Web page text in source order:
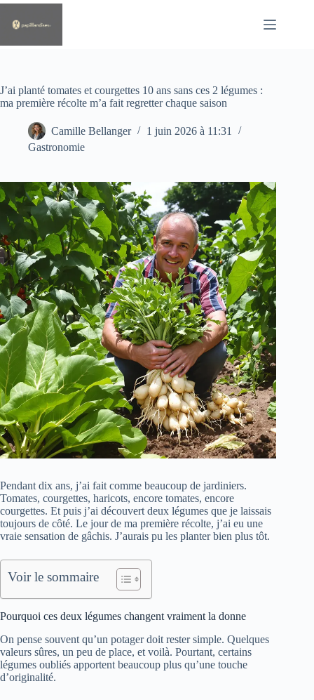
Passer
contenu
J’ai planté tomates et courgettes 10 ans sans ces 2 légumes :
ma première récolte m’a fait regretter chaque saison
Camille Bellanger
1 juin 2026 à 11:31
Gastronomie
Pendant dix ans, j’ai fait comme beaucoup de jardiniers.
Tomates, courgettes, haricots, encore tomates, encore
courgettes. Et puis j’ai découvert deux légumes que je laissais
toujours de côté. Le jour de ma première récolte, j’ai eu une
vraie sensation de gâchis. J’aurais pu les planter bien plus tôt.
Voir le sommaire
Pourquoi ces deux légumes changent vraiment la donne
On pense souvent qu’un potager doit rester simple. Quelques
valeurs sûres, un peu de place, et voilà. Pourtant, certains
légumes oubliés apportent beaucoup plus qu’une touche
d’originalité.